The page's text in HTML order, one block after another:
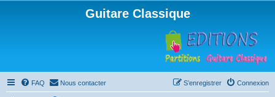
Guitare Classique
FAQ Nous contacter Connexion
S’enregistrer